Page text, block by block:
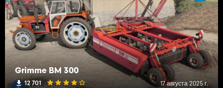
Grimme BM 300
12 701 17 августа 2025 г.